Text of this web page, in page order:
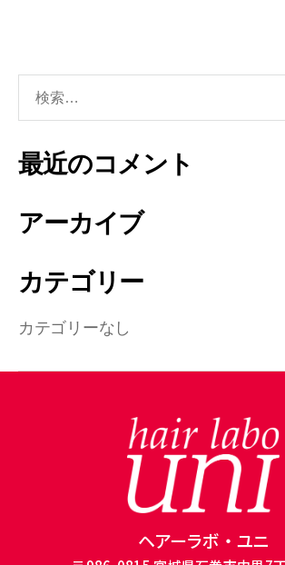
最近のコメント
アーカイブ
カテゴリー
カテゴリーなし
ヘアーラボ・ユニ